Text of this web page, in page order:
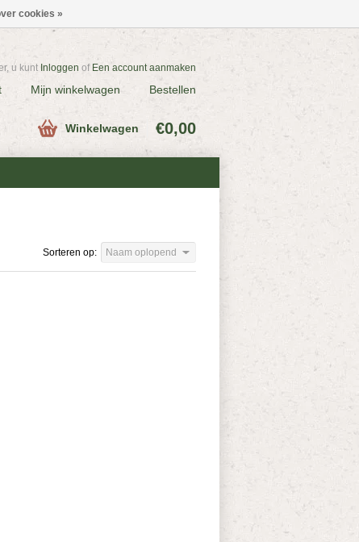
u kunt Inloggen of Een account aanmaken
Mijn winkelwagen Bestellen
Winkelwagen €0,00
Sorteren op: Naam oplopend
cookies »